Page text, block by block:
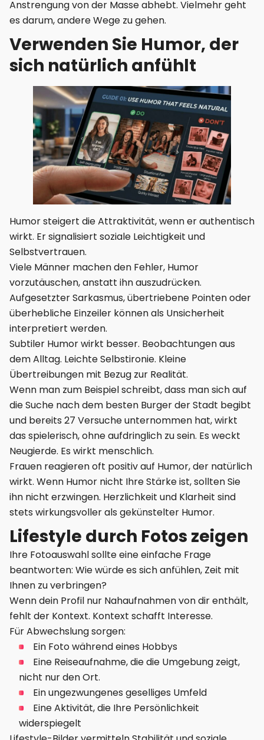
Anstrengung von der Masse abhebt. Vielmehr geht
es darum, andere Wege zu gehen.
Verwenden Sie Humor, der
sich natürlich anfühlt
Humor steigert die Attraktivität, wenn er authentisch
wirkt. Er signalisiert soziale Leichtigkeit und
Selbstvertrauen.
Viele Männer machen den Fehler, Humor
vorzutäuschen, anstatt ihn auszudrücken.
Aufgesetzter Sarkasmus, übertriebene Pointen oder
überhebliche Einzeiler können als Unsicherheit
interpretiert werden.
Subtiler Humor wirkt besser. Beobachtungen aus
dem Alltag. Leichte Selbstironie. Kleine
Übertreibungen mit Bezug zur Realität.
Wenn man zum Beispiel schreibt, dass man sich auf
die Suche nach dem besten Burger der Stadt begibt
und bereits 27 Versuche unternommen hat, wirkt
das spielerisch, ohne aufdringlich zu sein. Es weckt
Neugierde. Es wirkt menschlich.
Frauen reagieren oft positiv auf Humor, der natürlich
wirkt. Wenn Humor nicht Ihre Stärke ist, sollten Sie
ihn nicht erzwingen. Herzlichkeit und Klarheit sind
stets wirkungsvoller als gekünstelter Humor.
Lifestyle durch Fotos zeigen
Ihre Fotoauswahl sollte eine einfache Frage
beantworten: Wie würde es sich anfühlen, Zeit mit
Ihnen zu verbringen?
Wenn dein Profil nur Nahaufnahmen von dir enthält,
fehlt der Kontext. Kontext schafft Interesse.
Für Abwechslung sorgen:
Ein Foto während eines Hobbys
Eine Reiseaufnahme, die die Umgebung zeigt,
nicht nur den Ort.
Ein ungezwungenes geselliges Umfeld
Eine Aktivität, die Ihre Persönlichkeit
widerspiegelt